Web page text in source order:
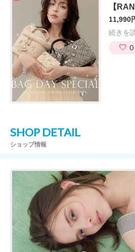
11,990
続きを
0
SHOP DETAIL
ショップ情報